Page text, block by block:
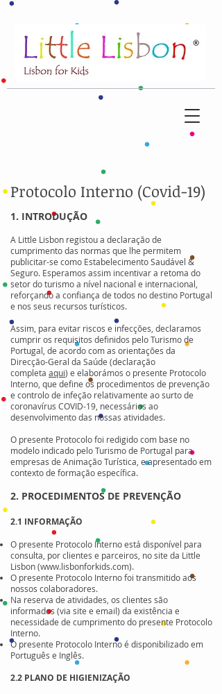
Protocolo Interno (Covid-19)
1. INTRODUÇÃO
A Little Lisbon registou a declaração de
cumprimento das normas que lhe permitem
publicitar-se como Estabelecimento Saudável &
Seguro. Esperamos assim incentivar a retoma do
setor do turismo a nível nacional e internacional,
reforçando a confiança de todos no destino Portugal
e nos seus recursos turísticos.
Assim, para evitar riscos e infecções, declaramos
cumprir os requisitos definidos pelo Turismo de
Portugal, de acordo com as orientações da
Direcção-Geral da Saúde (declaração
completa aqui) e elaborámos o presente Protocolo
Interno, que define os procedimentos de prevenção
e controlo de infeção relativamente ao surto de
coronavírus COVID-19, necessários ao
desenvolvimento das nossas atividades.
O presente Protocolo foi redigido com base no
modelo indicado pelo Turismo de Portugal para
empresas de Animação Turística, e apresentado em
contexto de formação específica.
2. PROCEDIMENTOS DE PREVENÇÃO
2.1 INFORMAÇÃO
O presente Protocolo Interno está disponível para
consulta, por clientes e parceiros, no site da Little
Lisbon (www.lisbonforkids.com).
O presente Protocolo Interno foi transmitido aos
nossos colaboradores.
Na reserva de atividades, os clientes são
informados (via site e email) da existência e
necessidade de cumprimento do presente Protocolo
Interno.
O presente Protocolo Interno é disponibilizado em
Português e Inglês.
2.2 PLANO DE HIGIENIZAÇÃO